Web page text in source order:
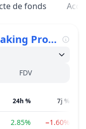
de fonds
Liquid Staking Protocols
FDV
24h % 7j %
2.85% −1.60%